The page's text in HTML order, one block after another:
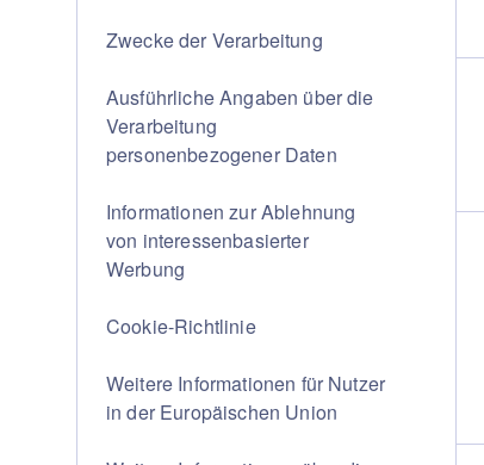
Zwecke der Verarbeitung
Ausführliche Angaben über die
Verarbeitung
personenbezogener Daten
Informationen zur Ablehnung
von interessenbasierter
Werbung
Cookie-Richtlinie
Weitere Informationen für Nutzer
in der Europäischen Union